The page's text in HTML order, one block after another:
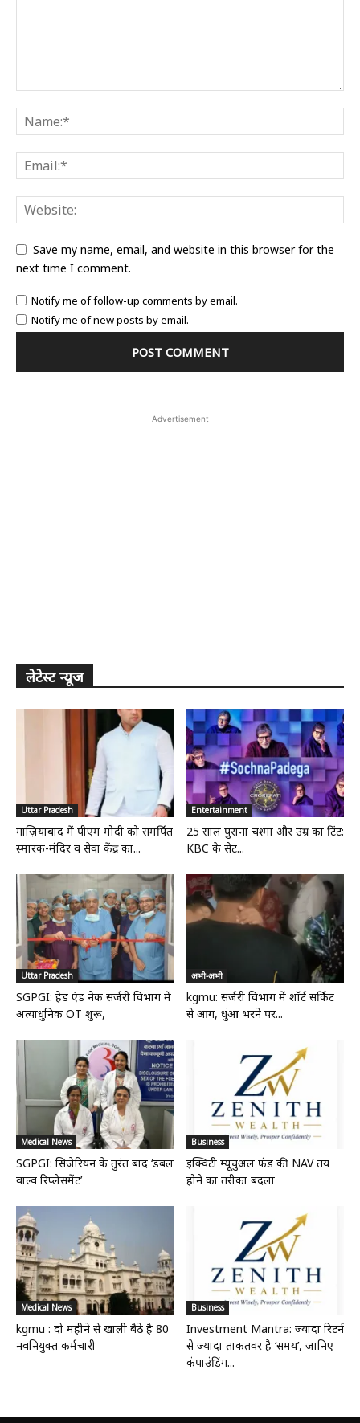
Save my name, email, and website in this browser for the
next time I comment.
Notify me of follow-up comments by email.
Notify me of new posts by email.
Advertisement
लेटेस्ट न्यूज
Uttar Pradesh
गाज़ियाबाद में पीएम मोदी को समर्पित
स्मारक-मंदिर व सेवा केंद्र का...
Entertainment
25 साल पुराना चश्मा और उम्र का टिंट:
KBC के सेट...
Uttar Pradesh
SGPGI: हेड एंड नेक सर्जरी विभाग में
अत्याधुनिक OT शुरू,
अभी-अभी
kgmu: सर्जरी विभाग में शॉर्ट सर्किट
से आग, धुंआ भरने पर...
Medical News
SGPGI: सिजेरियन के तुरंत बाद ‘डबल
वाल्व रिप्लेसमेंट’
Business
इक्विटी म्यूचुअल फंड की NAV तय
होने का तरीका बदला
Medical News
kgmu : दो महीने से खाली बैठे है 80
नवनियुक्त कर्मचारी
Business
Investment Mantra: ज्यादा रिटर्न
से ज्यादा ताकतवर है ‘समय’, जानिए
कंपाउंडिंग...